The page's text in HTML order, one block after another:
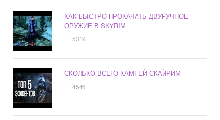
КАК БЫСТРО ПРОКАЧАТЬ ДВУРУЧНОЕ
ОРУЖИЕ В SKYRIM
5319
СКОЛЬКО ВСЕГО КАМНЕЙ СКАЙРИМ
4546